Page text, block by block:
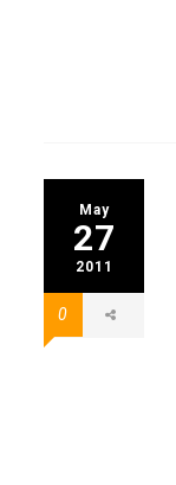
May
27
2011
0